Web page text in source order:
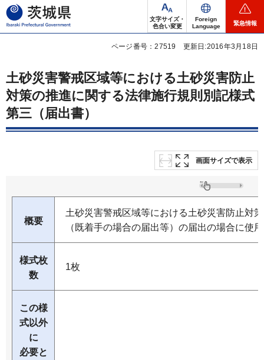
茨城県
文字サイズ・
色合い変更
Foreign
Language
緊急情報
ページ番号：27519 更新日:2016年3月18日
土砂災害警戒区域等における土砂災害防止
対策の推進に関する法律施行規則別記様式
第三（届出書）
画面サイズで表示
概要
土砂災害警戒区域等における土砂災害防止対
（既着手の場合の届出等）の届出の場合に使
様式枚
数
1枚
この様
式以外
に
必要と